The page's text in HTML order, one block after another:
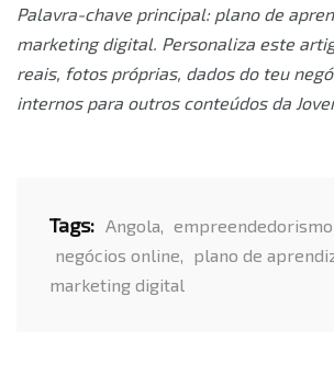
Palavra-chave principal: plano de
marketing digital. Personaliza este
reais, fotos próprias, dados do teu
internos para outros conteúdos da
Tags: Angola
negócios online
plano de
marketing digital